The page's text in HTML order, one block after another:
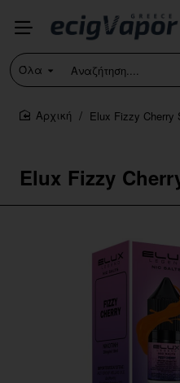
Όλα
Αναζήτηση....
Elux Fizzy
home
Elux Fizzy Cherry